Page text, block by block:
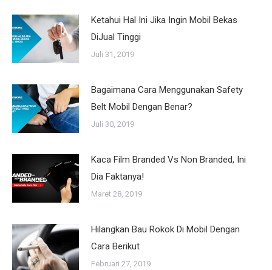
Ketahui Hal Ini Jika Ingin Mobil Bekas
DiJual Tinggi
Juli 31, 2019
Bagaimana Cara Menggunakan Safety
Belt Mobil Dengan Benar?
Juli 30, 2019
Kaca Film Branded Vs Non Branded, Ini
Dia Faktanya!
Maret 28, 2019
Hilangkan Bau Rokok Di Mobil Dengan
Cara Berikut
Februari 27, 2019